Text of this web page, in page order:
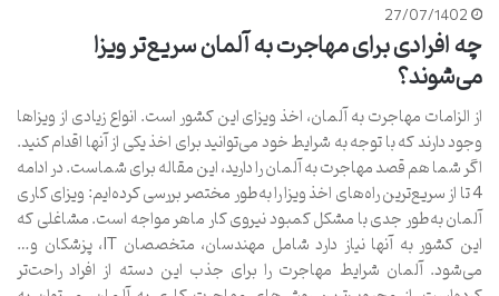
27/07/1402
چه افرادی برای مهاجرت به آلمان سریع‌تر ویزا
می‌شوند؟
از الزامات مهاجرت به آلمان، اخذ ویزای این کشور است. انواع زیادی از ویزاها
وجود دارند که با توجه به شرایط خود می‌توانید برای اخذ یکی از آنها اقدام کنید.
اگر شما هم قصد مهاجرت به آلمان را دارید، این مقاله برای شماست. در ادامه
4 تا از سریع‌ترین راه‌های اخذ ویزا را به‌طور مختصر بررسی کرده‌ایم: ویزای کاری
آلمان به‌طور جدی با مشکل کمبود نیروی کار ماهر مواجه است. مشاغلی که
این کشور به آنها نیاز دارد شامل مهندسان، متخصصان IT، پزشکان و…
می‌شود. آلمان شرایط مهاجرت را برای جذب این دسته از افراد راحت‌تر